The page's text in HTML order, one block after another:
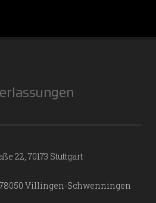
22, 70173 Stuttgart
Villingen-Schwenningen